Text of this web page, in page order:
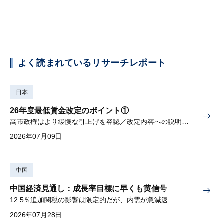
よく読まれているリサーチレポート
日本
26年度最低賃金改定のポイント①
高市政権はより緩慢な引上げを容認／改定内容への説明責任が焦点
2026年07月09日
中国
中国経済見通し：成長率目標に早くも黄信号
12.5％追加関税の影響は限定的だが、内需が急減速
2026年07月28日